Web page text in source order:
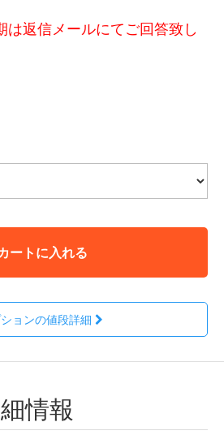
は返信メールにてご回答致し
ートに入れる
ョンの値段詳細
情報